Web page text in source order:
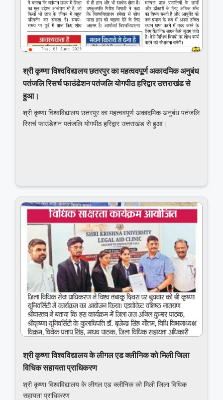
श्री कृष्णा विश्वविद्यालय छतरपुर का महत्ववपूर्ण अकादमिक अनुबंध
पतंजलि रिसर्च फाउंडेशन पतंजलि योगपीठ हरिद्वार उत्तराखंड से
हुआ।
श्री कृष्णा विश्वविद्यालय छतरपुर का महत्ववपूर्ण अकादमिक अनुबंध पतंजलि
रिसर्च फाउंडेशन पतंजलि योगपीठ हरिद्वार उत्तराखंड से हुआ।
श्री कृष्णा विश्वविद्यालय के लीगल एड क्लीनिक को मिली जिला
विधिक सहायता प्राधिकरण
श्री कृष्णा विश्वविद्यालय के लीगल एड क्लीनिक को मिली जिला विधिक
सहायता प्राधिकरण